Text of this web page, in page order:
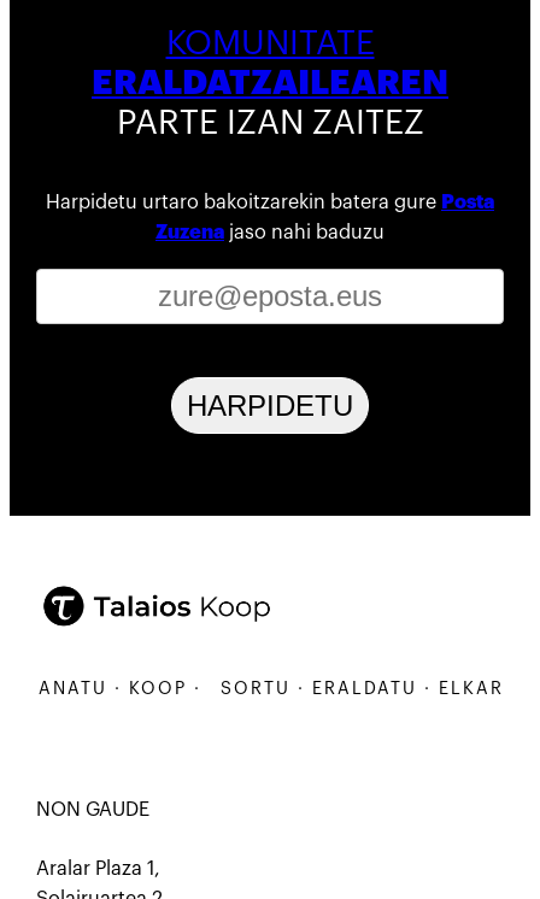
KOMUNITATE
ERALDATZAILEAREN
PARTE IZAN ZAITEZ
Harpidetu urtaro bakoitzarekin batera gure Posta
Zuzena jaso nahi baduzu
HARPIDETU
· KOOP · SORTU · ERALDATU ·
NON GAUDE
Aralar Plaza 1,